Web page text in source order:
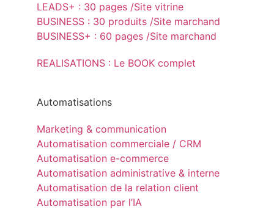
LEADS+ : 30 pages /Site vitrine
BUSINESS : 30 produits /Site marchand
BUSINESS+ : 60 pages /Site marchand
REALISATIONS : Le BOOK complet
Automatisations
Marketing & communication
Automatisation commerciale / CRM
Automatisation e-commerce
Automatisation administrative & interne
Automatisation de la relation client
Automatisation par l’IA